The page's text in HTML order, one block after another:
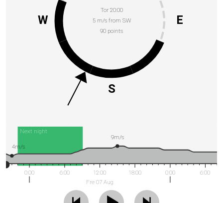
Tor 20:00
5 m/s from SW
90 points
E
S
W
Next night
0:00 6:00
12:00
Fre 07 Aug
18:00 0:00 6:00
9m/s
4m/s